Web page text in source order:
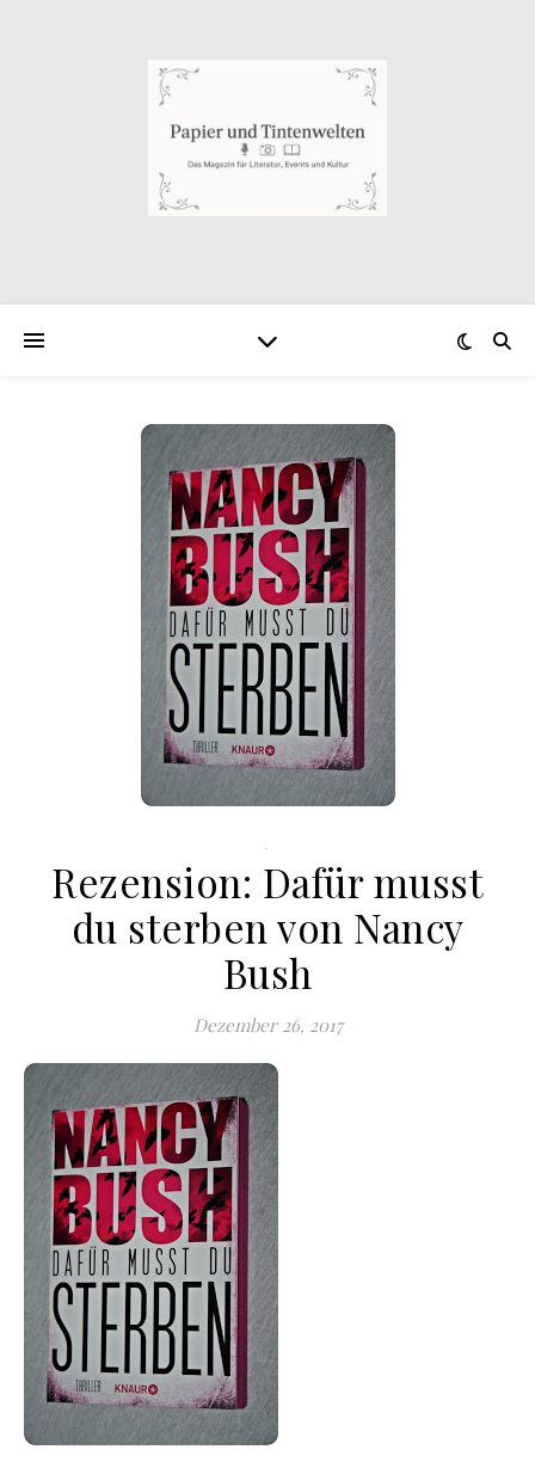
.
Rezension: Dafür musst
du sterben von Nancy
Bush
Dezember 26, 2017